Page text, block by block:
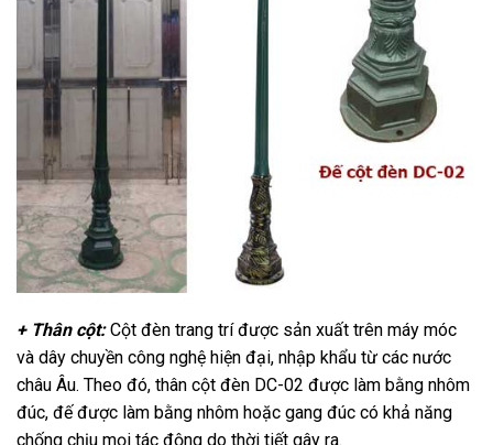
+ Thân cột:Cột đèn trang trí được sản xuất trên máy móc
và dây chuyền công nghệ hiện đại, nhập khẩu từ các nước
châu Âu. Theo đó, thân cột đèn DC-02 được làm bằng nhôm
đúc, đế được làm bằng nhôm hoặc gang đúc có khả năng
chống chịu mọi tác động do thời tiết gây ra.